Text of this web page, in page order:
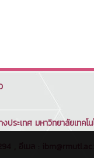
ประเทศ มหาวิทยาลัยเทค